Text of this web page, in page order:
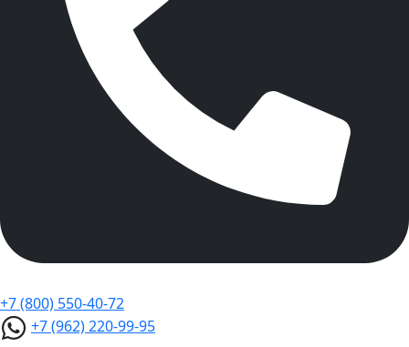
+7 (800) 550-40-72
+7 (962) 220-99-95